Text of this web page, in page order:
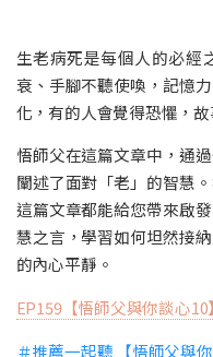
生老病死是每個人的必經
衰、手腳不聽使喚，記憶
化，有的人會覺得恐懼，
悟師父在這篇文章中，通
闡述了面對「老」的智慧
這篇文章都能給您帶來啟
慧之言，學習如何坦然接
的內心平靜。
EP159【悟師父與你談心10
＃推薦一起聽 【悟師父與